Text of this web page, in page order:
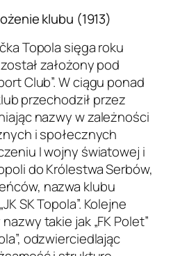
klubu (1913)
Topola sięga roku
założony pod
Club”. W ciągu ponad
przechodził przez
nazwy w zależności
i społecznych
I wojny światowej i
do Królestwa Serbów,
nazwa klubu
SK Topola”. Kolejne
takie jak „FK Polet”
odzwierciedlając